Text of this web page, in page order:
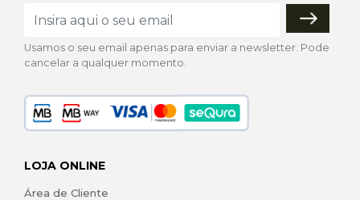
Usamos o seu email apenas para enviar a newsletter. Pode
cancelar a qualquer momento.
LOJA ONLINE
Área de Cliente